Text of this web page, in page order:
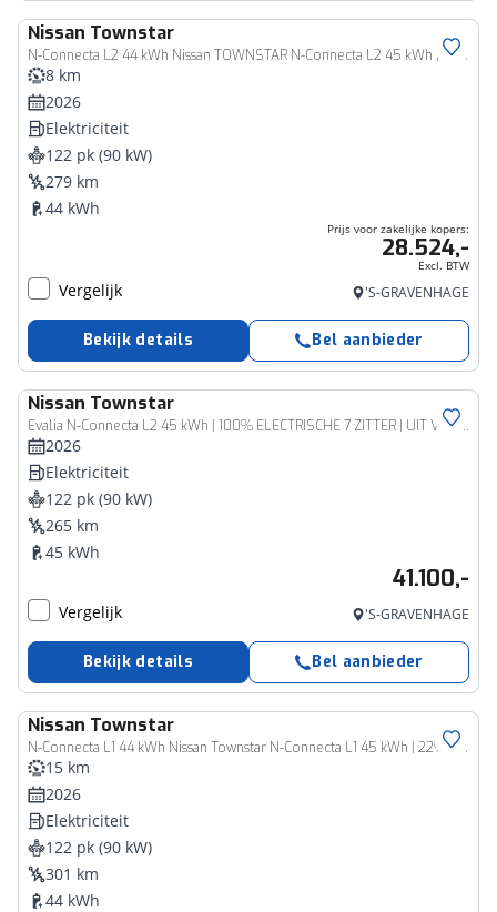
Nissan Townstar
N-Connecta L2 44 kWh Nissan TOWNSTAR N-Connecta L2 45 kWh | 22% VOORRAAD KORTING | TREKVERMOGEN 1500KG | APPLE CAR/ANDROID AUTO | ECO LEDER |
Bedrijfswagen
8 km
2026
Elektriciteit
122 pk (90 kW)
279 km
44 kWh
Prijs voor zakelijke kopers:
28.524,-
Excl. BTW
Vergelijk 'S-GRAVENHAGE
Bekijk details Bel aanbieder
Nissan Townstar
Evalia N-Connecta L2 45 kWh | 100% ELECTRISCHE 7 ZITTER | UIT VOORRAAD MEERDERE KLEUREN LEVERBAAR |
2026
Elektriciteit
122 pk (90 kW)
265 km
45 kWh
41.100,-
Vergelijk 'S-GRAVENHAGE
Bekijk details Bel aanbieder
Nissan Townstar
N-Connecta L1 44 kWh Nissan Townstar N-Connecta L1 45 kWh | 22% VOORRAAD KORTING | INCL CARGO PACK |
Bedrijfswagen
15 km
2026
Elektriciteit
122 pk (90 kW)
301 km
44 kWh